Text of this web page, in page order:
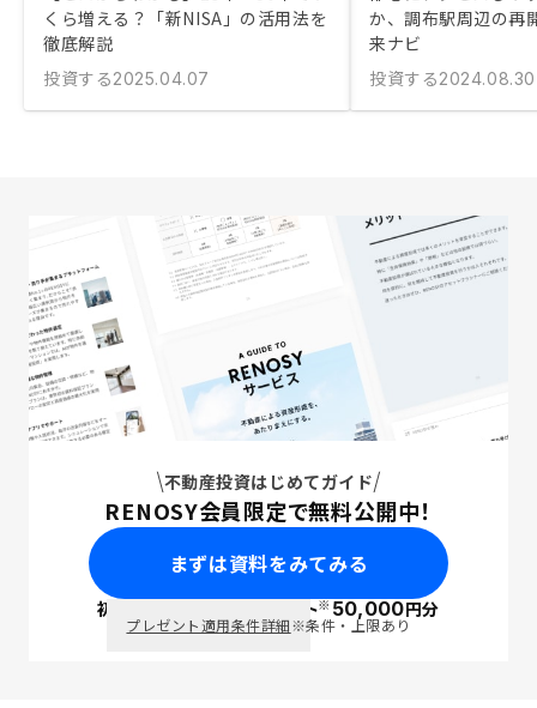
くら増える？「新NISA」の活用法を
徹底解説
投資する2025.04.07
か、調布駅周辺の再
来ナビ
投資する2024.08.30
不動産投資はじめてガイド
RENOSY会員限定で無料公開中！
まずは資料をみてみる
初回面談で ポイント※50,000円分
プレゼント適用条件詳細※条件・上限あり